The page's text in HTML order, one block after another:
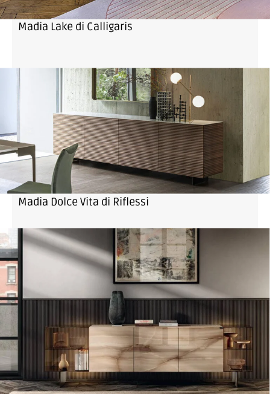
Madia Lake di Calligaris
Madia Dolce Vita di Riflessi